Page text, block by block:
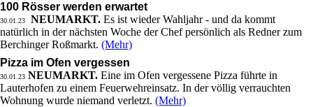
100 Rösser werden erwartet
30.01.23 NEUMARKT. Es ist wieder Wahljahr - und da kommt
natürlich in der nächsten Woche der Chef persönlich als Redner zum
Berchinger Roßmarkt. (Mehr)
Pizza im Ofen vergessen
30.01.23 NEUMARKT. Eine im Ofen vergessene Pizza führte in
Lauterhofen zu einem Feuerwehreinsatz. In der völlig verrauchten
Wohnung wurde niemand verletzt. (Mehr)